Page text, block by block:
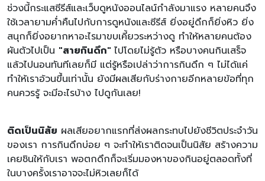
ช่วงนี้กระแสซีรีส์และเว็บดูหนังออนไลน์กำลังมาแรง หลายคนจึง
ใช้เวลายามค่ำคืนไปกับการดูหนังและซีรีส์ ยิ่งอยู่ดึกก็ยิ่งหิว ยิ่ง
สนุกก็ยิ่งอยากหาอะไรมาขบเคี้ยวระหว่างดู ทำให้หลายคนต้อง
ผันตัวไปเป็น "สายกินดึก" ไปโดยไม่รู้ตัว หรือบางคนกินเสร็จ
แล้วไปนอนทันทีเลยก็มี แต่รู้หรือเปล่าว่าการกินดึก ๆ ไม่ได้แค่
ทำให้เราอ้วนขึ้นเท่านั้น ยังมีผลเสียกับร่างกายอีกหลายข้อที่ทุก
คนควรรู้ จะมีอะไรบ้าง ไปดูกันเลย!
ติดเป็นนิสัย ผลเสียอยากแรกที่ส่งผลกระทบไปยังชีวิตประจำวัน
ของเรา การกินดึกบ่อย ๆ จะทำให้เราติดจนเป็นนิสัย สร้างความ
เคยชินให้กับเรา พอตกดึกก็จะเริ่มมองหาของกินอยู่ตลอดทั้งที่
ในบางครั้งเราอาจจะไม่หิวเลยก็ได้